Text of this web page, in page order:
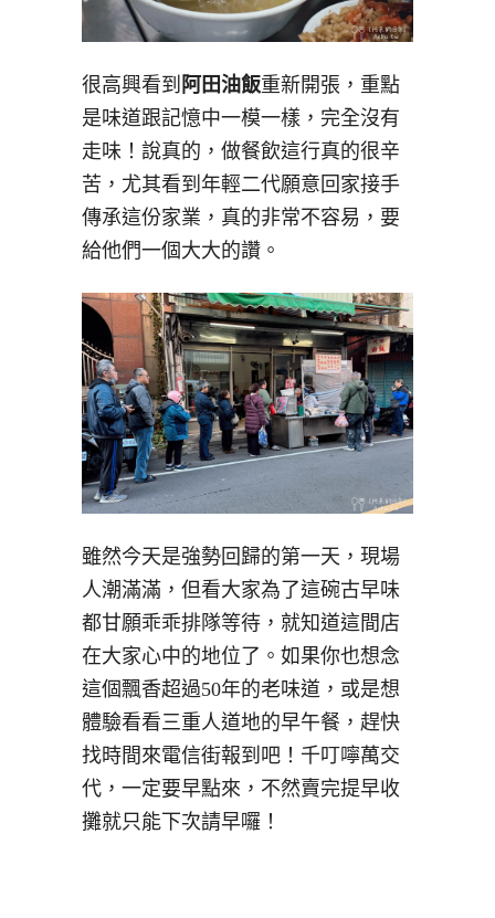
很高興看到 阿田油飯重新開張，重點
是味道跟記憶中一模一樣，完全沒有
走味！說真的，做餐飲這行真的很辛
苦，尤其看到年輕二代願意回家接手
傳承這份家業，真的非常不容易，要
給他們一個大大的讚。
雖然今天是強勢回歸的第一天，現場
人潮滿滿，但看大家為了這碗古早味
都甘願乖乖排隊等待，就知道這間店
在大家心中的地位了。如果你也想念
這個飄香超過50年的老味道，或是想
體驗看看三重人道地的早午餐，趕快
找時間來電信街報到吧！千叮嚀萬交
代，一定要早點來，不然賣完提早收
攤就只能下次請早囉！